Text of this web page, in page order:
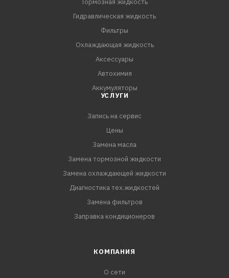
Тормозная жидкость
Гидравлическая жидкость
Фильтры
Охлаждающая жидкость
Аксессуары
Автохимия
Аккумуляторы
УСЛУГИ
Запись на сервис
Цены
Замена масла
Замена тормозной жидкости
Замена охлаждающей жидкости
Диагностика тех.жидкостей
Замена фильтров
Заправка кондиционеров
КОМПАНИЯ
О сети